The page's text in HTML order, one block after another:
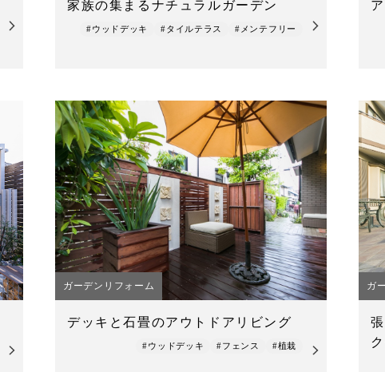
家族の集まるナチュラルガーデン
#ウッドデッキ #タイルテラス #メンテフリー
ガーデンリフォーム
デッキと石畳のアウトドアリビング
#ウッドデッキ #フェンス #植栽
ガ